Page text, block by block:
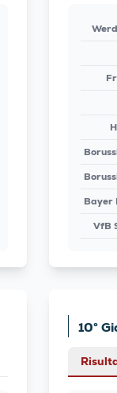
VfB
10°